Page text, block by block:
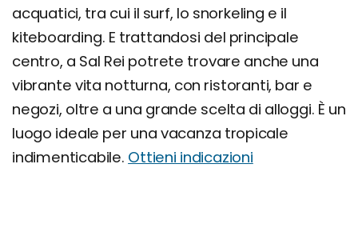
acquatici, tra cui il surf, lo snorkeling e il
kiteboarding. E trattandosi del principale
centro, a Sal Rei potrete trovare anche una
vibrante vita notturna, con ristoranti, bar e
negozi, oltre a una grande scelta di alloggi. È un
luogo ideale per una vacanza tropicale
indimenticabile. Ottieni indicazioni